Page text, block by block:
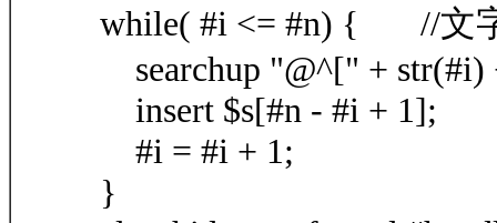
while( #i <= #n) { //文
searchup "@^[" +
insert $s[#n - #i + 1];
#i = #i + 1;
}